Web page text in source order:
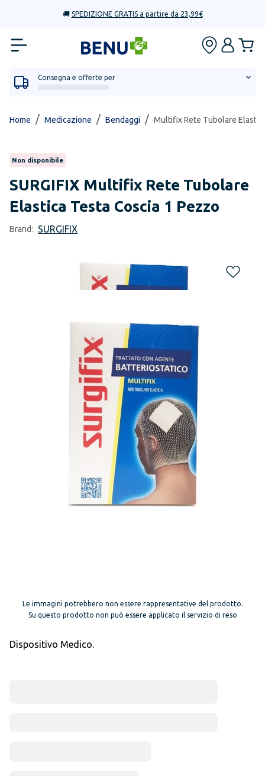
🚚 SPEDIZIONE GRATIS a partire da 23,99€
Consegna e offerte per
Home / Medicazione / Bendaggi / Multifix Rete Tubolare
Non disponibile
SURGIFIX Multifix Rete Tubolare
Elastica Testa Coscia 1 Pezzo
Brand: SURGIFIX
Le immagini potrebbero non essere rappresentative del prodotto.
Su questo prodotto non può essere applicato il servizio di reso
Dispositivo Medico.